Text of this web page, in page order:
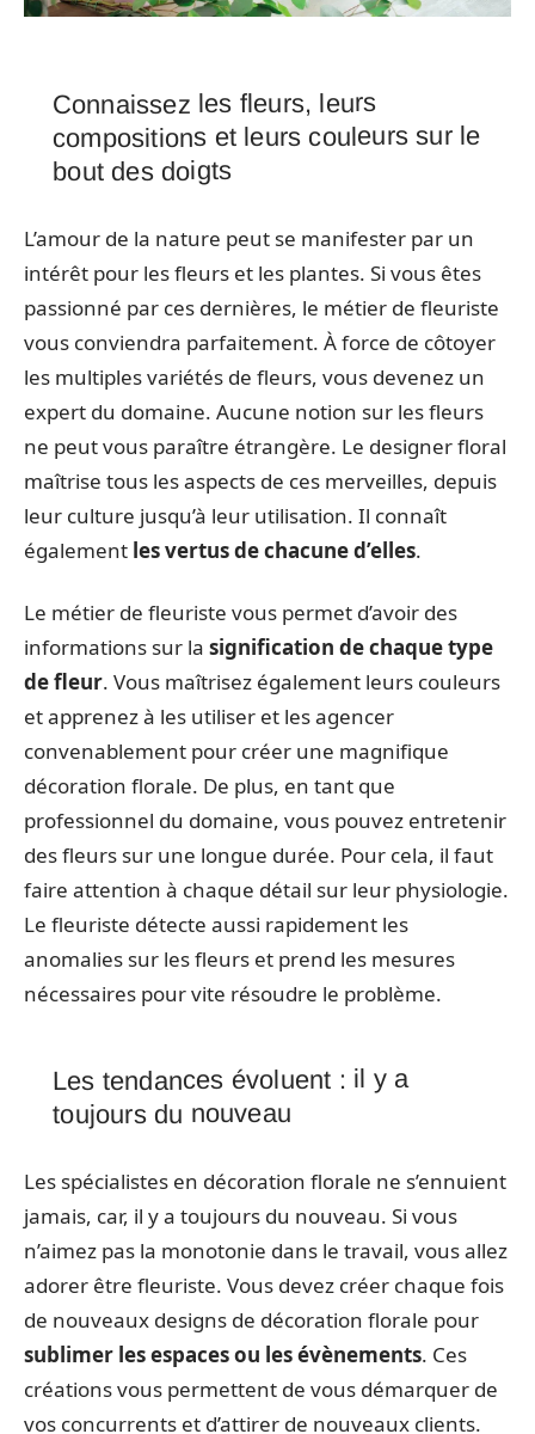
Connaissez les fleurs, leurs
compositions et leurs couleurs sur le
bout des doigts
L’amour de la nature peut se manifester par un
intérêt pour les fleurs et les plantes. Si vous êtes
passionné par ces dernières, le métier de fleuriste
vous conviendra parfaitement. À force de côtoyer
les multiples variétés de fleurs, vous devenez un
expert du domaine. Aucune notion sur les fleurs
ne peut vous paraître étrangère. Le designer floral
maîtrise tous les aspects de ces merveilles, depuis
leur culture jusqu’à leur utilisation. Il connaît
également les vertus de chacune d’elles.
Le métier de fleuriste vous permet d’avoir des
informations sur la signification de chaque type
de fleur. Vous maîtrisez également leurs couleurs
et apprenez à les utiliser et les agencer
convenablement pour créer une magnifique
décoration florale. De plus, en tant que
professionnel du domaine, vous pouvez entretenir
des fleurs sur une longue durée. Pour cela, il faut
faire attention à chaque détail sur leur physiologie.
Le fleuriste détecte aussi rapidement les
anomalies sur les fleurs et prend les mesures
nécessaires pour vite résoudre le problème.
Les tendances évoluent : il y a
toujours du nouveau
Les spécialistes en décoration florale ne s’ennuient
jamais, car, il y a toujours du nouveau. Si vous
n’aimez pas la monotonie dans le travail, vous allez
adorer être fleuriste. Vous devez créer chaque fois
de nouveaux designs de décoration florale pour
sublimer les espaces ou les évènements. Ces
créations vous permettent de vous démarquer de
vos concurrents et d’attirer de nouveaux clients.